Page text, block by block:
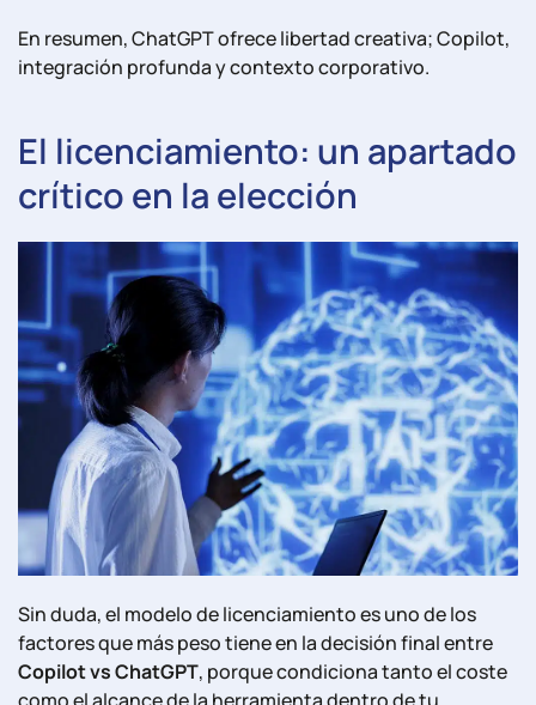
En resumen, ChatGPT ofrece libertad creativa; Copilot,
integración profunda y contexto corporativo.
El licenciamiento: un apartado
crítico en la elección
Sin duda, el modelo de licenciamiento es uno de los
factores que más peso tiene en la decisión final entre
Copilot vs ChatGPT, porque condiciona tanto el coste